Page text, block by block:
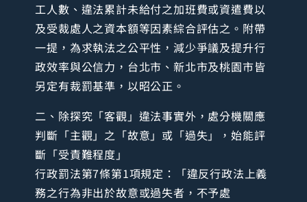
工人數、違法累計未給付之加班費或資遣費以
及受裁處人之資本額等因素綜合評估之。附帶
一提，為求執法之公平性，減少爭議及提升行
政效率與公信力，台北市、新北市及桃園市皆
另定有裁罰基準，以昭公正。
二、除探究「客觀」違法事實外，處分機關應
判斷「主觀」之「故意」或「過失」，始能評
斷「受責難程度」
行政罰法第7條第1項規定：「違反行政法上義
務之行為非出於故意或過失者，不予處